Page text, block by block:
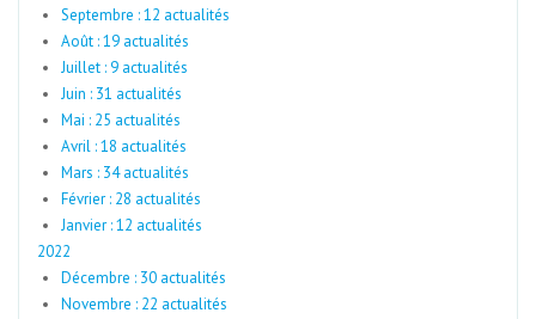
Septembre : 12 actualités
Août : 19 actualités
Juillet : 9 actualités
Juin : 31 actualités
Mai : 25 actualités
Avril : 18 actualités
Mars : 34 actualités
Février : 28 actualités
Janvier : 12 actualités
2022
Décembre : 30 actualités
Novembre : 22 actualités